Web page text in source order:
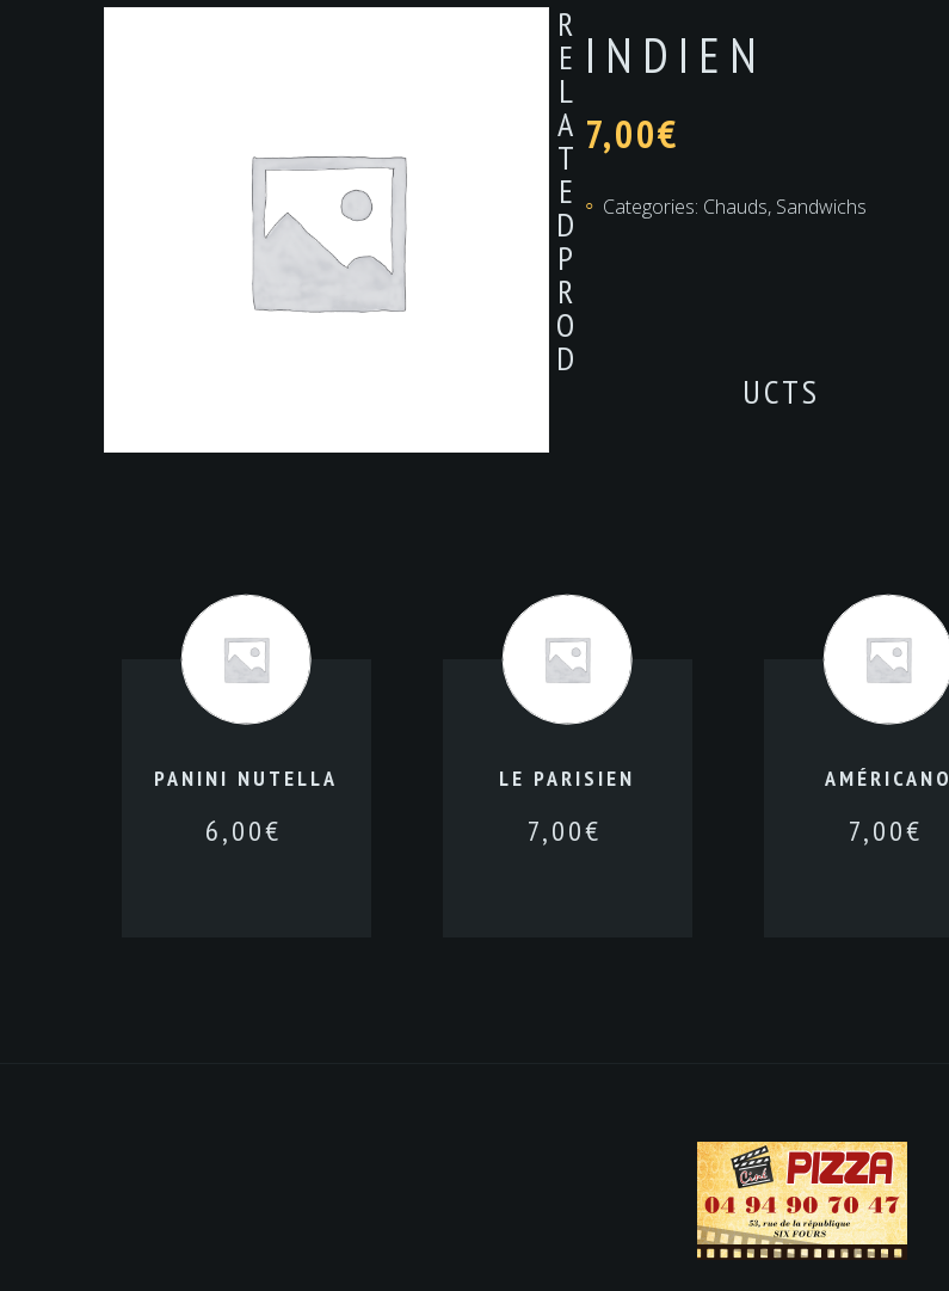
INDIEN
7,00€
Categories: Chauds, Sandwichs
R
E
L
A
T
E
D
P
R
O
D
UCTS
PANINI NUTELLA
6,00€
LE PARISIEN
7,00€
AMÉRICANO
7,00€